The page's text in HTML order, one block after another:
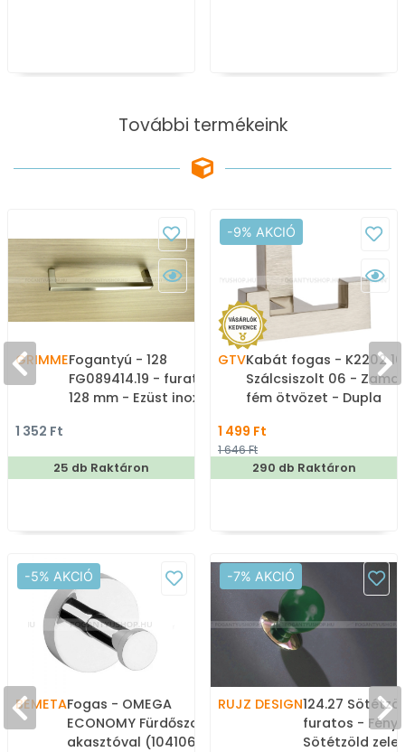
További termékeink
GRIMMEFogantyú - 128
FG089414.19 - furattáv
128 mm - Ezüst inox
Márvány - Egy méretben
gyártott fém
bútorfogantyú
1 352 Ft
25 db Raktáron
-9% AKCIÓ
GTVKabát fogas - K2202
Szálcsiszolt 06 -
fém ötvözet - Dupla
1 499 Ft
1 646 Ft
290 db Raktáron
-5% AKCIÓ
BEMETAFogas - OMEGA
ECONOMY Fürdőszobai 1
akasztóval (104106062)
-7% AKCIÓ
RUJZ DESIGN124.27
furatos -
Sötétzöld